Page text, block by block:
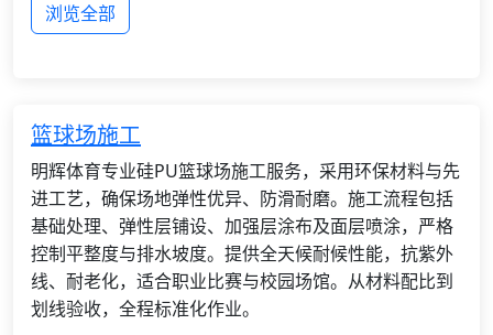
浏览全部
篮球场施工
明辉体育专业硅PU篮球场施工服务，采用环保材料与先
进工艺，确保场地弹性优异、防滑耐磨。施工流程包括
基础处理、弹性层铺设、加强层涂布及面层喷涂，严格
控制平整度与排水坡度。提供全天候耐候性能，抗紫外
线、耐老化，适合职业比赛与校园场馆。从材料配比到
划线验收，全程标准化作业。